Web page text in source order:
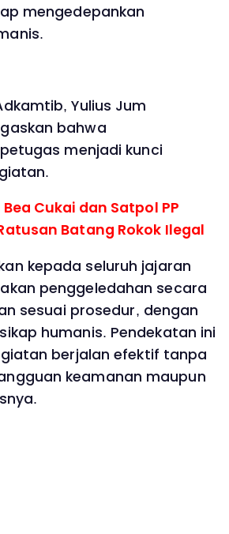
mengedepankan
Yulius Jum
bahwa
menjadi kunci
Bea Cukai dan Satpol PP
Batang Rokok Ilegal
kepada seluruh jajaran
penggeledahan secara
sesuai prosedur, dengan
humanis. Pendekatan ini
berjalan efektif tanpa
keamanan maupun